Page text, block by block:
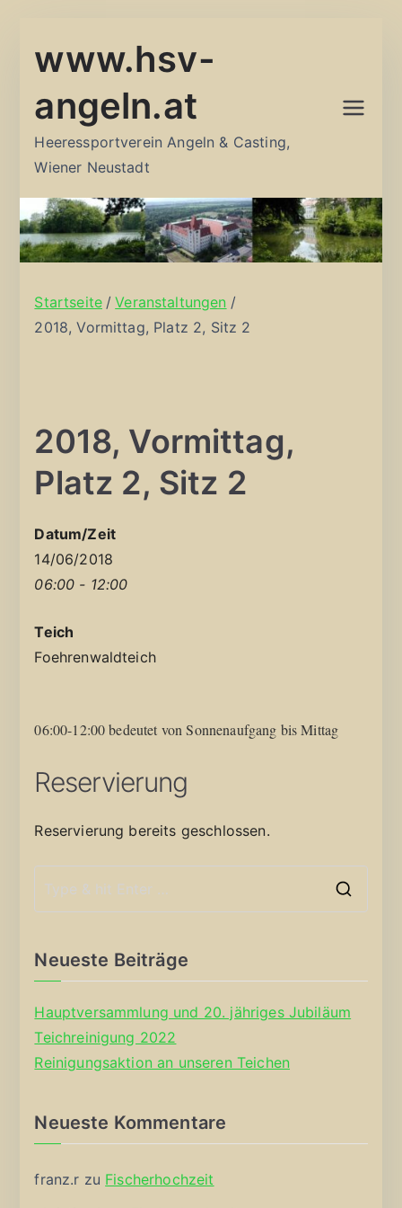
Inhalt
www.hsv-
angeln.at
Heeressportverein Angeln & Casting,
Wiener Neustadt
Startseite
Veranstaltungen
2018, Vormittag, Platz 2, Sitz 2
2018, Vormittag,
Platz 2, Sitz 2
Datum/Zeit
14/06/2018
06:00 - 12:00
Teich
Foehrenwaldteich
06:00-12:00 bedeutet von Sonnenaufgang bis Mittag
Reservierung
Reservierung bereits geschlossen.
Neueste Beiträge
Hauptversammlung und 20. jähriges Jubiläum
Teichreinigung 2022
Reinigungsaktion an unseren Teichen
Neueste Kommentare
franz.r zu Fischerhochzeit